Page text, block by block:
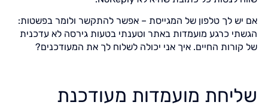
אם יש לך טלפון של המגייסת – אפשר להתקשר ולומר בפשטות:
הגשתי כרגע מועמדות באתר וטענתי בטעות גירסה לא עדכנית
של קורות החיים. איך אני יכולה לשלוח לך את המעודכנים?
שליחת מועמדות מעודכנת